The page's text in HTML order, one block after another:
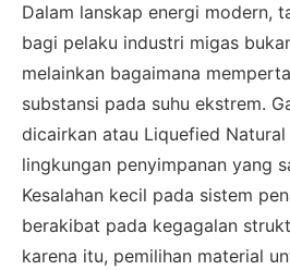
Dalam lanskap energi modern,
bagi pelaku industri migas
melainkan bagaimana
substansi pada suhu ekstrem.
dicairkan atau Liquefied Natural
lingkungan penyimpanan yang
Kesalahan kecil pada sistem
berakibat pada kegagalan
karena itu, pemilihan material